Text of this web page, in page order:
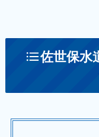
佐世保水